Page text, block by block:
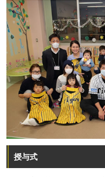
授与式